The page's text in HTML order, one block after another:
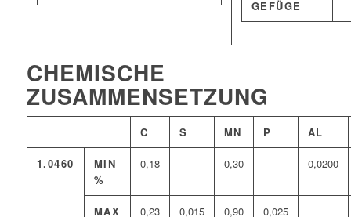
GEFÜGE
CHEMISCHE
ZUSAMMENSETZUNG
C S MN P AL
1.0460
MIN
%
0,18 0,30 0,0200
MAX
0,23 0,015 0,90 0,025